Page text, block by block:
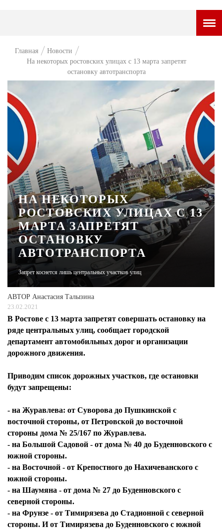
НОВОСТИ
ВОПРОС НЕДЕЛИ
ПРЕМЬЕРА
ТАМ И ТУТ
СТИЛЬ ЖИЗНИ
ХАЙП
ЧЕЛОВЕК ОСОБЕННЫЙ
КУЛЬТ ЕДЫ
АФИША
ЖУРНАЛ
Главная
Новости
На некоторых ростовских улицах с 13 марта запретят
остановку автотранспорта
НА НЕКОТОРЫХ
РОСТОВСКИХ УЛИЦАХ С 13
МАРТА ЗАПРЕТЯТ
ОСТАНОВКУ
АВТОТРАНСПОРТА
Запрет коснется лишь центральных участков улиц
АВТОР Анастасия Талызина
23.02.2021
В Ростове с 13 марта запретят совершать остановку на
ряде центральных улиц, сообщает городской
департамент автомобильных дорог и организации
дорожного движения.
Приводим список дорожных участков, где остановки
будут запрещены:
- на Журавлева: от Суворова до Пушкинской с
восточной стороны, от Петровской до восточной
стороны дома № 25/167 по Журавлева.
- на Большой Садовой - от дома № 40 до Буденновского с
южной стороны.
- на Восточной - от Крепостного до Нахичеванского с
южной стороны.
- на Шаумяна - от дома № 27 до Буденновского с
северной стороны.
- на Фрунзе - от Тимирязева до Стадионной с северной
стороны. И от Тимирязева до Буденновского с южной